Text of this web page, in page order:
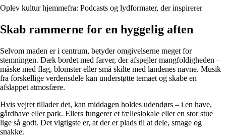
Oplev kultur hjemmefra: Podcasts og lydformater, der inspirerer
Skab rammerne for en hyggelig aften
Selvom maden er i centrum, betyder omgivelserne meget for
stemningen. Dæk bordet med farver, der afspejler mangfoldigheden –
måske med flag, blomster eller små skilte med landenes navne. Musik
fra forskellige verdensdele kan understøtte temaet og skabe en
afslappet atmosfære.
Hvis vejret tillader det, kan middagen holdes udendørs – i en have,
gårdhave eller park. Ellers fungerer et fælleslokale eller en stor stue
lige så godt. Det vigtigste er, at der er plads til at dele, smage og
snakke.